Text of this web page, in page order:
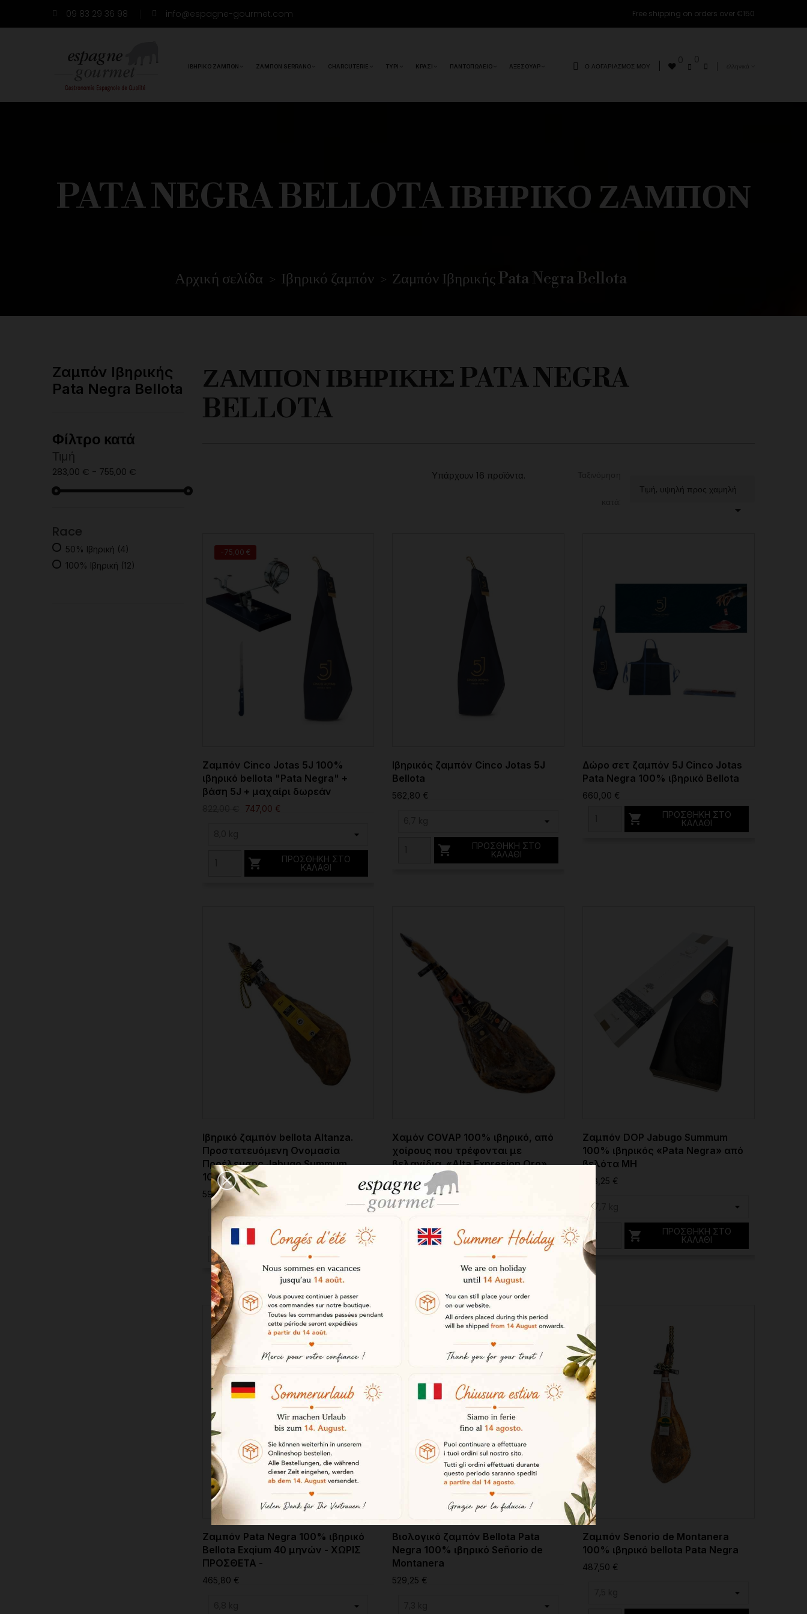
09 83 29 36 98 info@espagne-gourmet.com Free shipping on orders over €150
ΙΒΗΡΙΚΌ ΖΑΜΠΌΝ ΖΑΜΠΌΝ SERRANO CHARCUTERIE ΤΥΡΊ ΚΡΑΣΊ ΠΑΝΤΟΠΩΛΕΊΟ ΑΞΕΣΟΥΆΡ Ο ΛΟΓΑΡΙΑΣΜΌΣ ΜΟΥ
PATA NEGRA BELLOTA ΙΒΗΡΙΚΌ ΖΑΜΠΌΝ
Αρχική σελίδα Ιβηρικό ζαμπόν Ζαμπόν Ιβηρικής Pata Negra Bellota
Ζαμπόν Ιβηρικής
Pata Negra Bellota
Φίλτρο κατά
Τιμή
283,00 € - 755,00 €
Race
50% Ιβηρική (4)
100% Ιβηρική (12)
ΖΑΜΠΌΝ ΙΒΗΡΙΚΉΣ PATA NEGRA
BELLOTA
Υπάρχουν 16 προϊόντα.
Τιμή, υψηλή προς χαμηλή

-75,00 €
Ζαμπόν Cinco Jotas 5J 100%
ιβηρικό bellota "Pata Negra" +
βάση 5J + μαχαίρι δωρεάν
747,00 €

ΠΡΟΣΘΉΚΗ ΣΤΟ
ΚΑΛΆΘΙ
Ιβηρικός ζαμπόν Cinco Jotas 5J
Bellota
562,80 €

ΠΡΟΣΘΉΚΗ ΣΤΟ
ΚΑΛΆΘΙ
Δώρο σετ ζαμπόν 5J Cinco Jotas
Pata Negra 100% ιβηρικό Bellota
660,00 €

ΠΡΟΣΘΉΚΗ ΣΤΟ
ΚΑΛΆΘΙ
Ιβηρικό ζαμπόν bellota Altanza.
Προστατευόμενη Ονομασία
Προέλευσης Jabugo Summum.
100% ιβηρικό. Pata Negra.
598,08 €

ΠΡΟΣΘΉΚΗ ΣΤΟ
ΚΑΛΆΘΙ
Χαμόν COVAP 100% ιβηρικό, από
χοίρους που τρέφονται με
βελανίδια. «Alta Expresion Oro»
ΠΟΠ Valle de los Pedroches. Pata
Negra.
551,66 €
ΠΡΟΣΘΉΚΗ ΣΤΟ
ΚΑΛΆΘΙ
Ζαμπόν DOP Jabugo Summum
100% ιβηρικός «Pata Negra» από
βελότα MH
548,25 €

ΠΡΟΣΘΉΚΗ ΣΤΟ
ΚΑΛΆΘΙ
Ζαμπόν Pata Negra 100% ιβηρικό
Bellota Exqium 40 μηνών - ΧΩΡΙΣ
ΠΡΟΣΘΕΤΑ -
465,80 €
Βιολογικό ζαμπόν Bellota Pata
Negra 100% ιβηρικό Señorio de
Montanera
529,25 €
Ζαμπόν Senorio de Montanera
100% ιβηρικό bellota Pata Negra
487,50 €